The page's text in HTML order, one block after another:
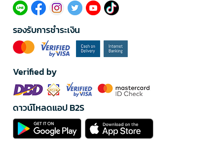
รองรับการชำระเงิน
Verified by
ดาวน์โหลดแอป B2S